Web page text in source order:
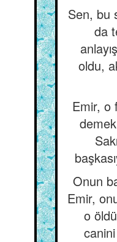
Sen, bu
da
oldu,
Emir, o
Onun
Emir,
o